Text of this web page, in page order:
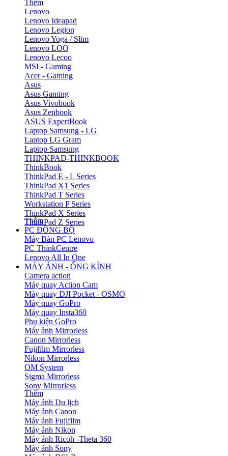
Thêm
Lenovo
Lenovo Ideapad
Lenovo Legion
Lenovo Yoga / Slim
Lenovo LOQ
Lenovo Lecoo
MSI - Gaming
Acer - Gaming
Asus
Asus Gaming
Asus Vivobook
Asus Zenbook
ASUS ExpertBook
Laptop Samsung - LG
Laptop LG Gram
Laptop Samsung
THINKPAD-THINKBOOK
ThinkBook
ThinkPad E - L Series
ThinkPad X1 Series
ThinkPad T Series
Workstation P Series
ThinkPad X Series
ThinkPad Z Series
Thêm
PC ĐỒNG BỘ
Máy Bàn PC Lenovo
PC ThinkCentre
Lenovo All In One
MÁY ẢNH - ỐNG KÍNH
Camera action
Máy quay Action Cam
Máy quay DJI Pocket - OSMO
Máy quay GoPro
Máy quay Insta360
Phụ kiện GoPro
Máy ảnh Mirrorless
Canon Mirrorless
Fujifilm Mirrorless
Nikon Mirrorless
OM System
Sigma Mirrorless
Sony Mirrorless
Thêm
Máy ảnh Du lịch
Máy ảnh Canon
Máy ảnh Fujifilm
Máy ảnh Nikon
Máy ảnh Ricoh -Theta 360
Máy ảnh Sony